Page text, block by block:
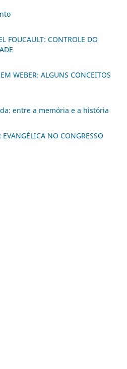
FOUCAULT: CONTROLE DO
WEBER: ALGUNS CONCEITOS
entre a memória e a história
NO CONGRESSO